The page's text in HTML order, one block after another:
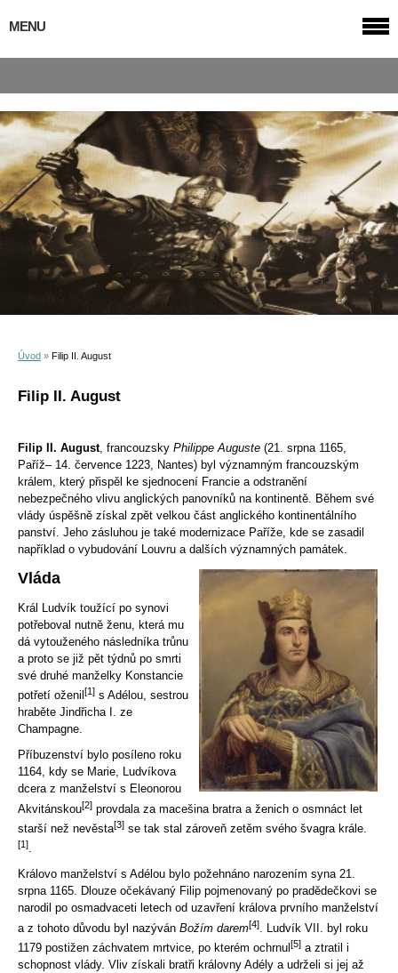
Úvod » Filip II. August
Filip II. August
Filip II. August, francouzsky Philippe Auguste (21. srpna 1165,
Paříž– 14. července 1223, Nantes) byl významným francouzským
králem, který přispěl ke sjednocení Francie a odstranění
nebezpečného vlivu anglických panovníků na kontinentě. Během své
vlády úspěšně získal zpět velkou část anglického kontinentálního
panství. Jeho zásluhou je také modernizace Paříže, kde se zasadil
například o vybudování Louvru a dalších významných památek.
Vláda
Král Ludvík toužící po synovi
potřeboval nutně ženu, která mu
dá vytouženého následníka trůnu
a proto se již pět týdnů po smrti
své druhé manželky Konstancie
potřetí oženil [1] s Adélou, sestrou
hraběte Jindřicha I. ze
Champagne.
Příbuzenství bylo posíleno roku
1164, kdy se Marie, Ludvíkova
dcera z manželství s Eleonorou
Akvitánskou[2] provdala za macešina bratra a ženich o osmnáct let
starší než nevěsta[3] se tak stal zároveň zetěm svého švagra krále.
[1].
Královo manželství s Adélou bylo požehnáno narozením syna 21.
srpna 1165. Dlouze očekávaný Filip pojmenovaný po pradědečkovi se
narodil po osmadvaceti letech od uzavření králova prvního manželství
a z tohoto důvodu byl nazýván Božím darem[4]
. Ludvík VII. byl roku
1179 postižen záchvatem mrtvice, po kterém ochrnul [5] a ztratil i
schopnost vlády. Vliv získali bratři královny Adély a udrželi si jej až
MENU